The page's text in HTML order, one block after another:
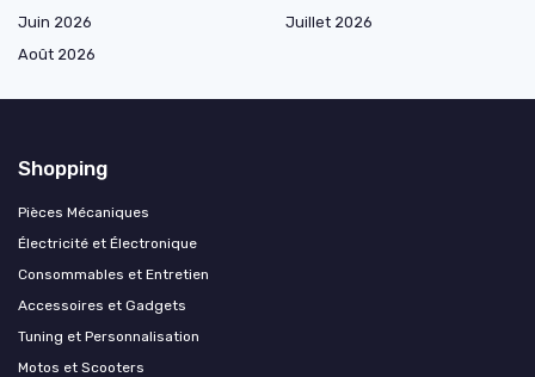
Juin 2026
Juillet 2026
Août 2026
Shopping
Pièces Mécaniques
Électricité et Électronique
Consommables et Entretien
Accessoires et Gadgets
Tuning et Personnalisation
Motos et Scooters